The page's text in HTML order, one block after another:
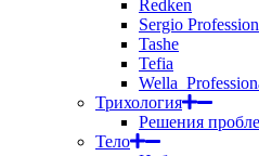
Redken
Sergio
Tashe
Tefia
Трихология
Решения
Тело